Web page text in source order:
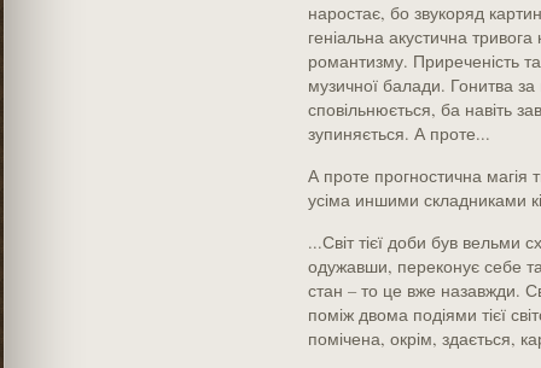
наростає, бо звукоряд
геніальна акустична
романтизму. Приреченість
музичної балади. Гонитва
сповільнюється, ба навіть
зупиняється. А проте...
А проте прогностична магія
усіма иншими складниками
...Світ тієї доби був вельми
одужавши, переконує себе
стан – то це вже назавжди.
поміж двома подіями тієї
помічена, окрім, здається,